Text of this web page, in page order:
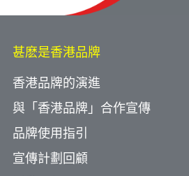
甚麽是香港品牌
香港品牌的演進
與「香港品牌」合作宣傳
品牌使用指引
宣傳計劃回顧